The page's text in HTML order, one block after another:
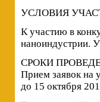
УСЛОВИЯ
К участию в
наноиндустрии.
СРОКИ
Прием заявок на
до 15 октября